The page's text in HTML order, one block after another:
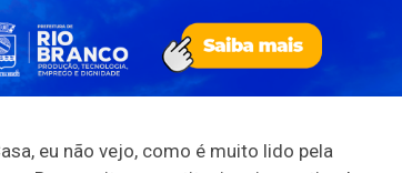
eu não vejo, como é muito lido pela